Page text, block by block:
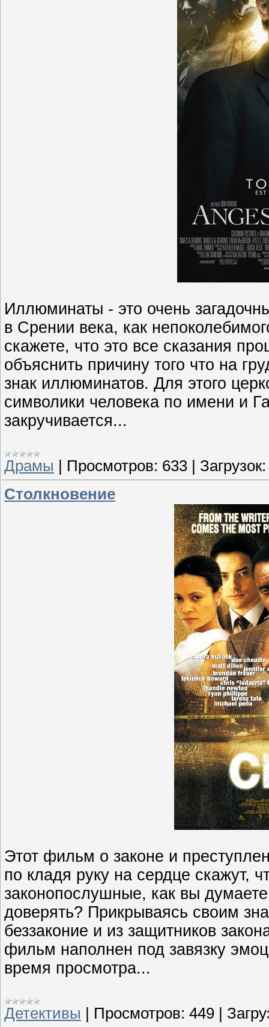
Иллюминаты - это очень
в Срении века, как
скажете, что это все сказания
объяснить причину того что на
знак иллюминатов. Для этого
символики человека по имени и
закручивается...
Драмы Просмотров: 633
Загрузок:
Столкновение
Этот фильм о законе и
по кладя руку на сердце скажут,
законопослушные, как вы
доверять? Прикрываясь своим
беззаконие и из защитников
фильм наполнен под завязку
время просмотра...
Детективы Просмотров: 449